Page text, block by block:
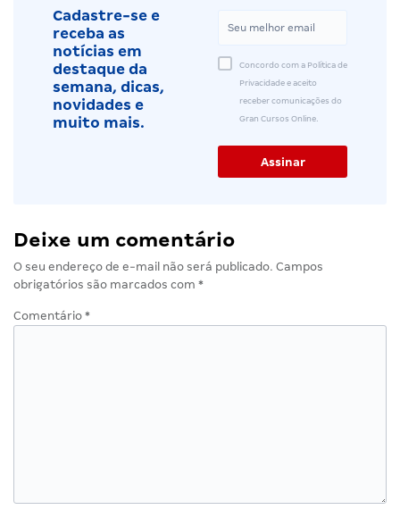
Cadastre-se e
receba as
notícias em
destaque da
semana, dicas,
novidades e
muito mais.
Concordo com a Política de
Privacidade e aceito
receber comunicações do
Gran Cursos Online.
Deixe um comentário
O seu endereço de e-mail não será publicado. Campos
obrigatórios são marcados com *
Comentário *